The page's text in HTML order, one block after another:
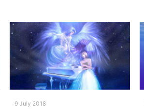
9 July 2018